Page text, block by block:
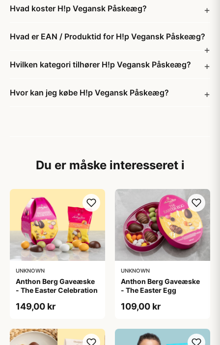
Hvad koster H!p Vegansk Påskeæg?
Hvad er EAN / Produktid for H!p Vegansk Påskeæg?
Hvilken kategori tilhører H!p Vegansk Påskeæg?
Hvor kan jeg købe H!p Vegansk Påskeæg?
Du er måske interesseret i
UNKNOWN
Anthon Berg Gaveæske
- The Easter Celebration
149,00 kr
UNKNOWN
Anthon Berg Gaveæske
- The Easter Egg
109,00 kr